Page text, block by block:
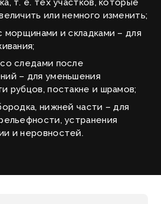
т. е. тех участков, которые
или немного изменить;
морщинами и складками – для
следами после
– для уменьшения
рубцов, постакне и шрамов;
нижней части – для
устранения
и неровностей.